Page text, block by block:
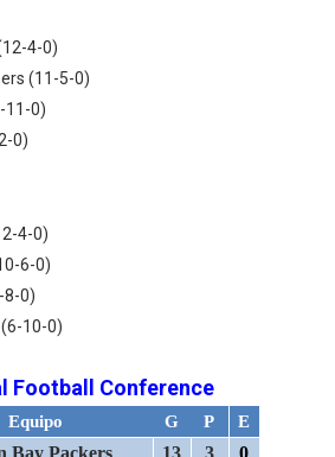
4-0)
(11-5-0)
11-0)
0)
4-0)
6-0)
8-0)
10-0)
Football Conference
Equipo G P E
Bay Packers 13 3 0